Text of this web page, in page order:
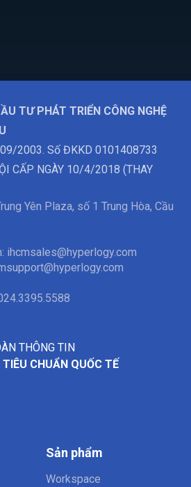
Sản phẩm
Workspace
THÔNG TIN
CHUẨN QUỐC TẾ
TƯ PHÁT TRIỂN CÔNG NGHỆ
2003. Số ĐKKD 0101408733
CẤP NGÀY 10/4/2018 (THAY
Yên Plaza, số 1 Trung Hòa, Cầu
ihcmsales@hyperlogy.com